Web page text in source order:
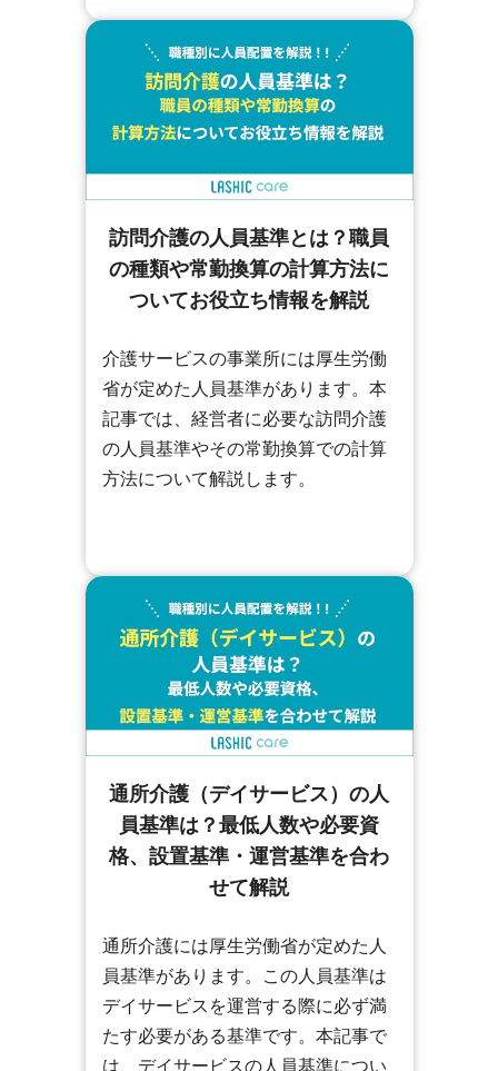
訪問介護の人員基準とは？職員
の種類や常勤換算の計算方法に
ついてお役立ち情報を解説
介護サービスの事業所には厚生労働
省が定めた人員基準があります。本
記事では、経営者に必要な訪問介護
の人員基準やその常勤換算での計算
方法について解説します。
通所介護（デイサービス）の人
員基準は？最低人数や必要資
格、設置基準・運営基準を合わ
せて解説
通所介護には厚生労働省が定めた人
員基準があります。この人員基準は
デイサービスを運営する際に必ず満
たす必要がある基準です。本記事で
は、デイサービスの人員基準につい